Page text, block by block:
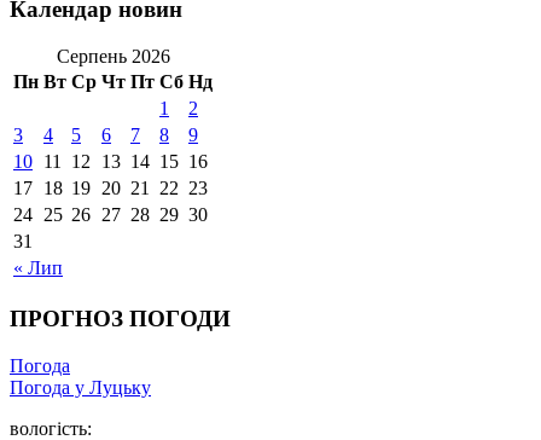
Календар новин
Серпень 2026
Пн Вт Ср Чт Пт Сб Нд
« Лип
1
2
3
4 5 6 7 8
9
10 11 12 13 14 15 16
17 18 19 20 21 22 23
24 25 26 27 28 29 30
31
ПРОГНОЗ ПОГОДИ
Погода
Погода у Луцьку
вологість: